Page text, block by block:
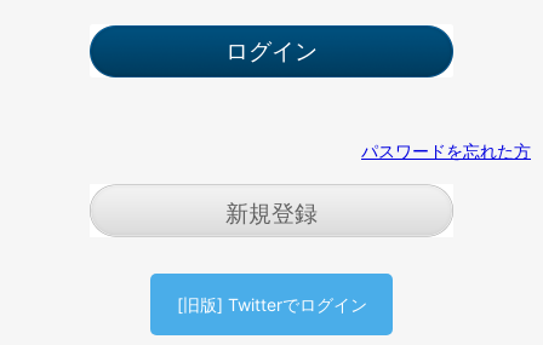
パスワードを忘れた方
新規登録
[旧版] Twitterでログイン